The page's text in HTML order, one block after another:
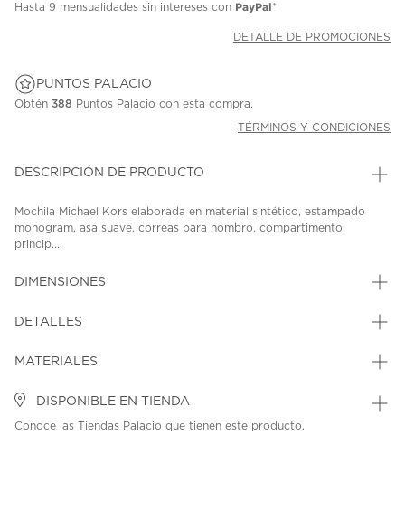
Hasta 9 mensualidades sin intereses con PayPal*
DETALLE DE PROMOCIONES
PUNTOS PALACIO
Obtén 388 Puntos Palacio con esta compra.
TÉRMINOS Y CONDICIONES
DESCRIPCIÓN DE PRODUCTO
Mochila Michael Kors elaborada en material sintético, estampado
monogram, asa suave, correas para hombro, compartimento
princip...
DIMENSIONES
DETALLES
MATERIALES
DISPONIBLE EN TIENDA
Conoce las Tiendas Palacio que tienen este producto.